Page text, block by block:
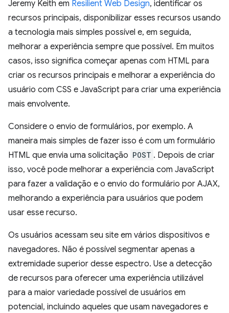
Jeremy Keith em Resilient Web Design, identificar os
recursos principais, disponibilizar esses recursos usando
a tecnologia mais simples possível e, em seguida,
melhorar a experiência sempre que possível. Em muitos
casos, isso significa começar apenas com HTML para
criar os recursos principais e melhorar a experiência do
usuário com CSS e JavaScript para criar uma experiência
mais envolvente.
Considere o envio de formulários, por exemplo. A
maneira mais simples de fazer isso é com um formulário
HTML que envia uma solicitação POST . Depois de criar
isso, você pode melhorar a experiência com JavaScript
para fazer a validação e o envio do formulário por AJAX,
melhorando a experiência para usuários que podem
usar esse recurso.
Os usuários acessam seu site em vários dispositivos e
navegadores. Não é possível segmentar apenas a
extremidade superior desse espectro. Use a detecção
de recursos para oferecer uma experiência utilizável
para a maior variedade possível de usuários em
potencial, incluindo aqueles que usam navegadores e